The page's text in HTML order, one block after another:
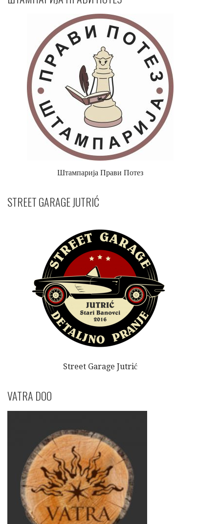
Штампарија Прави Потез
STREET GARAGE JUTRIĆ
Street Garage Jutrić
VATRA DOO